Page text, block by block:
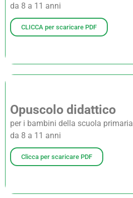
da 8 a 11 anni
CLICCA per scaricare PDF
Opuscolo didattico
per i bambini della scuola primaria
da 8 a 11 anni
Clicca per scaricare PDF